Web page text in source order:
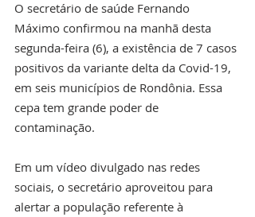
O secretário de saúde Fernando
Máximo confirmou na manhã desta
segunda-feira (6), a existência de 7 casos
positivos da variante delta da Covid-19,
em seis municípios de Rondônia. Essa
cepa tem grande poder de
contaminação.
Em um vídeo divulgado nas redes
sociais, o secretário aproveitou para
alertar a população referente à